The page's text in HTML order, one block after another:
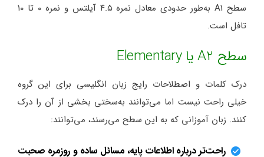
سطح A1 به‌طور حدودی معادل نمره ۴.۵ آیلتس و نمره ۰ تا ۱۰
تافل است.
سطح A2 یا Elementary
درک کلمات و اصطلاحات رایج زبان انگلیسی برای این گروه
خیلی راحت نیست اما می‌توانند به‌سختی بخشی از آن را درک
کنند. زبان آموزانی که به این سطح می‌رسند، می‌توانند:
راحت‌تر درباره اطلاعات پایه، مسائل ساده و روزمره صحبت